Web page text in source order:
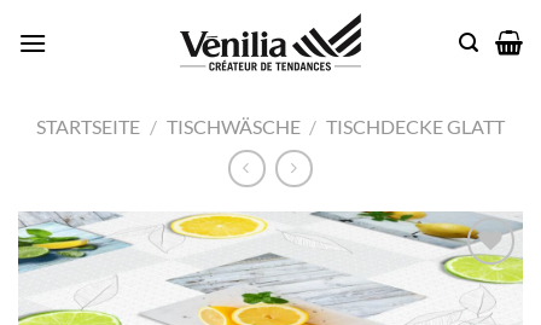
Inhalt
STARTSEITE / TISCHWÄSCHE / TISCHDECKE GLATT
Add to
wishlist